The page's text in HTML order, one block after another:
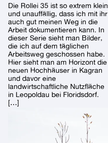
Die Rollei 35 ist so extrem klein
und unauffällig, dass ich mit ihr
auch gut meinen Weg in die
Arbeit dokumentieren kann. In
dieser Serie sieht man Bilder,
die ich auf dem täglichen
Arbeitsweg geschossen habe.
Hier sieht man am Horizont die
neuen Hochhäuser in Kagran
und davor eine
landwirtschaftliche Nutzfläche
in Leopoldau bei Floridsdorf.
[…]